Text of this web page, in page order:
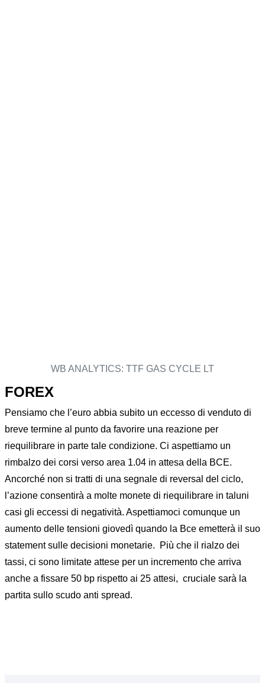
WB ANALYTICS: TTF GAS CYCLE LT
FOREX
Pensiamo che l’euro abbia subito un eccesso di venduto di
breve termine al punto da favorire una reazione per
riequilibrare in parte tale condizione. Ci aspettiamo un
rimbalzo dei corsi verso area 1.04 in attesa della BCE.
Ancorché non si tratti di una segnale di reversal del ciclo,
l’azione consentirà a molte monete di riequilibrare in taluni
casi gli eccessi di negatività. Aspettiamoci comunque un
aumento delle tensioni giovedì quando la Bce emetterà il suo
statement sulle decisioni monetarie. Più che il rialzo dei
tassi, ci sono limitate attese per un incremento che arriva
anche a fissare 50 bp rispetto ai 25 attesi, cruciale sarà la
partita sullo scudo anti spread.